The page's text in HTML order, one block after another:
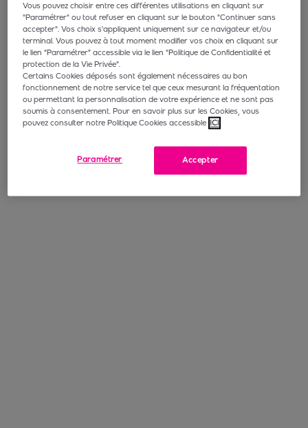
Vous pouvez choisir entre ces différentes utilisations en cliquant sur
"Paramétrer" ou tout refuser en cliquant sur le bouton "Continuer sans
accepter". Vos choix s'appliquent uniquement sur ce navigateur et/ou
terminal. Vous pouvez à tout moment modifier vos choix en cliquant sur
le lien “Paramétrer” accessible via le lien "Politique de Confidentialité et
protection de la Vie Privée".
Certains Cookies déposés sont également nécessaires au bon
fonctionnement de notre service tel que ceux mesurant la fréquentation
ou permettant la personnalisation de votre expérience et ne sont pas
soumis à consentement. Pour en savoir plus sur les Cookies, vous
pouvez consulter notre Politique Cookies accessible ICI
Accepter
Paramétrer